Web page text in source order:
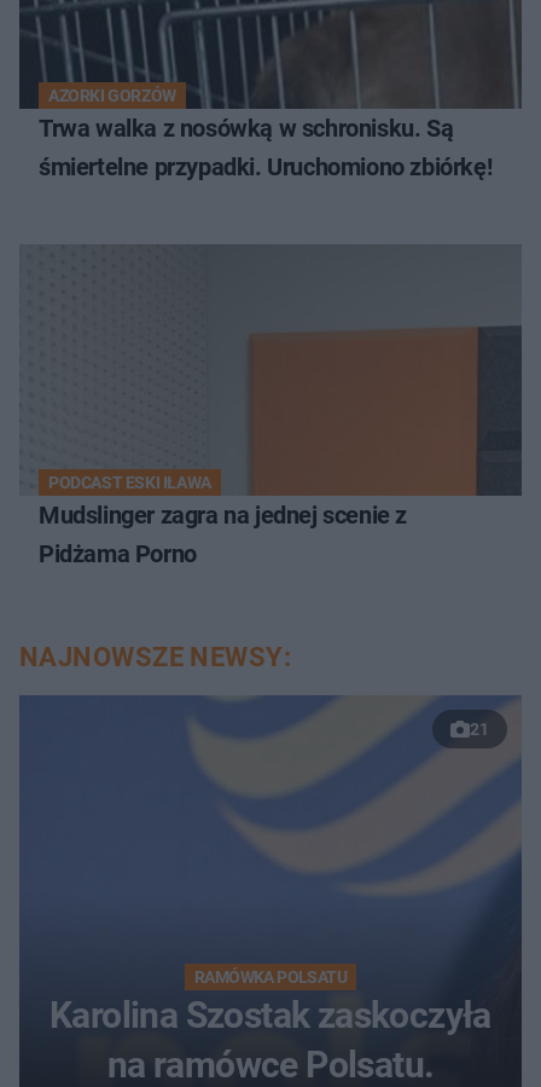
AZORKI GORZÓW
Trwa walka z nosówką w schronisku. Są
śmiertelne przypadki. Uruchomiono zbiórkę!
PODCAST ESKI IŁAWA
Mudslinger zagra na jednej scenie z
Pidżama Porno
NAJNOWSZE NEWSY:
21
RAMÓWKA POLSATU
Karolina Szostak zaskoczyła
na ramówce Polsatu.